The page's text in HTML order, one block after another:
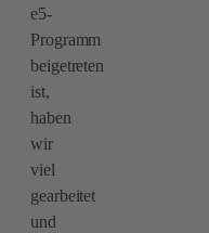
e5-
Programm
beigetreten
ist,
haben
wir
viel
gearbeitet
und